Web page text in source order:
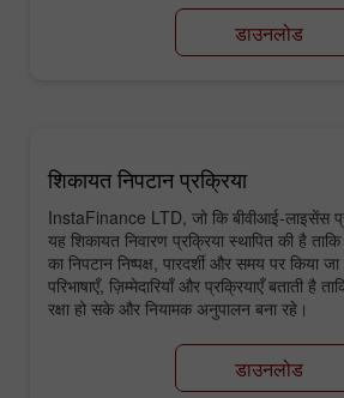
डाउनलोड
शिकायत निपटान प्रक्रिया
InstaFinance LTD, जो कि बीवीआई-लाइसेंस
यह शिकायत निवारण प्रक्रिया स्थापित की है
का निपटान निष्पक्ष, पारदर्शी और समय पर किया
परिभाषाएँ, ज़िम्मेदारियाँ और प्रक्रियाएँ बताती है
रक्षा हो सके और नियामक अनुपालन बना रहे।
डाउनलोड